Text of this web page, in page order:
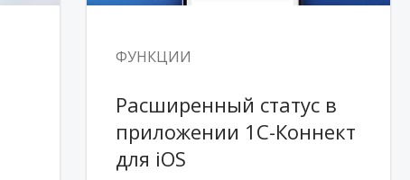
ФУНКЦИИ
Расширенный статус в
приложении 1С-Коннект
для iOS